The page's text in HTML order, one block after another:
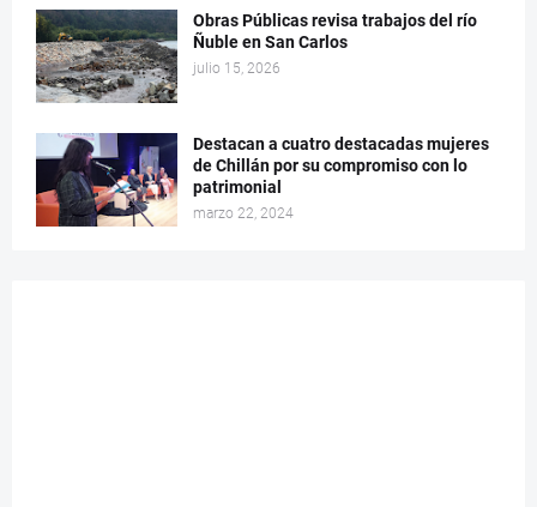
Obras Públicas revisa trabajos del río
Ñuble en San Carlos
julio 15, 2026
Destacan a cuatro destacadas mujeres
de Chillán por su compromiso con lo
patrimonial
marzo 22, 2024